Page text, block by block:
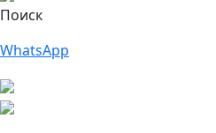
Поиск
WhatsApp